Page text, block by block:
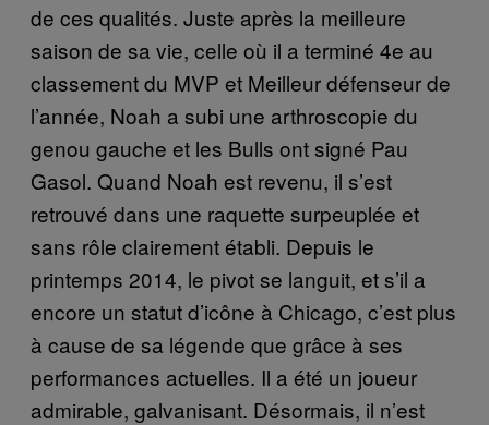
de ces qualités. Juste après la meilleure
saison de sa vie, celle où il a terminé 4e au
classement du MVP et Meilleur défenseur de
l’année, Noah a subi une arthroscopie du
genou gauche et les Bulls ont signé Pau
Gasol. Quand Noah est revenu, il s’est
retrouvé dans une raquette surpeuplée et
sans rôle clairement établi. Depuis le
printemps 2014, le pivot se languit, et s’il a
encore un statut d’icône à Chicago, c’est plus
à cause de sa légende que grâce à ses
performances actuelles. Il a été un joueur
admirable, galvanisant. Désormais, il n’est